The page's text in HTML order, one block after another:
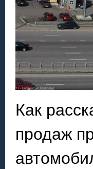
Как
продаж